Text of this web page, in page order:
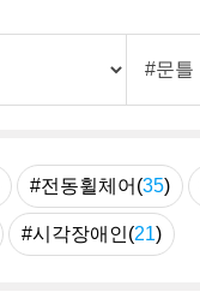
#전동휠체어(35)
#시각장애인(21)